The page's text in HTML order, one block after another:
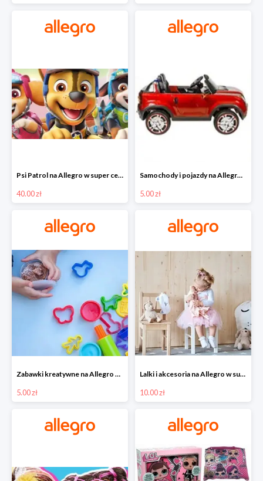
Psi Patrol na Allegro w super cenach od 40 zł
40.00 zł
Samochody i pojazdy na Allegro w super cenach od 5 zł
5.00 zł
Zabawki kreatywne na Allegro w super cenach od 5 zł
5.00 zł
Lalki i akcesoria na Allegro w super cenach od 10 zł
10.00 zł